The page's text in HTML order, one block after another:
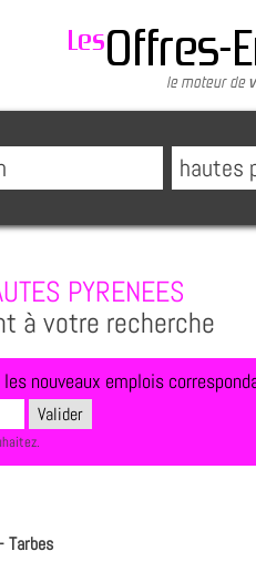
PYRENEES
à votre recherche
les nouveaux emplois
Tarbes